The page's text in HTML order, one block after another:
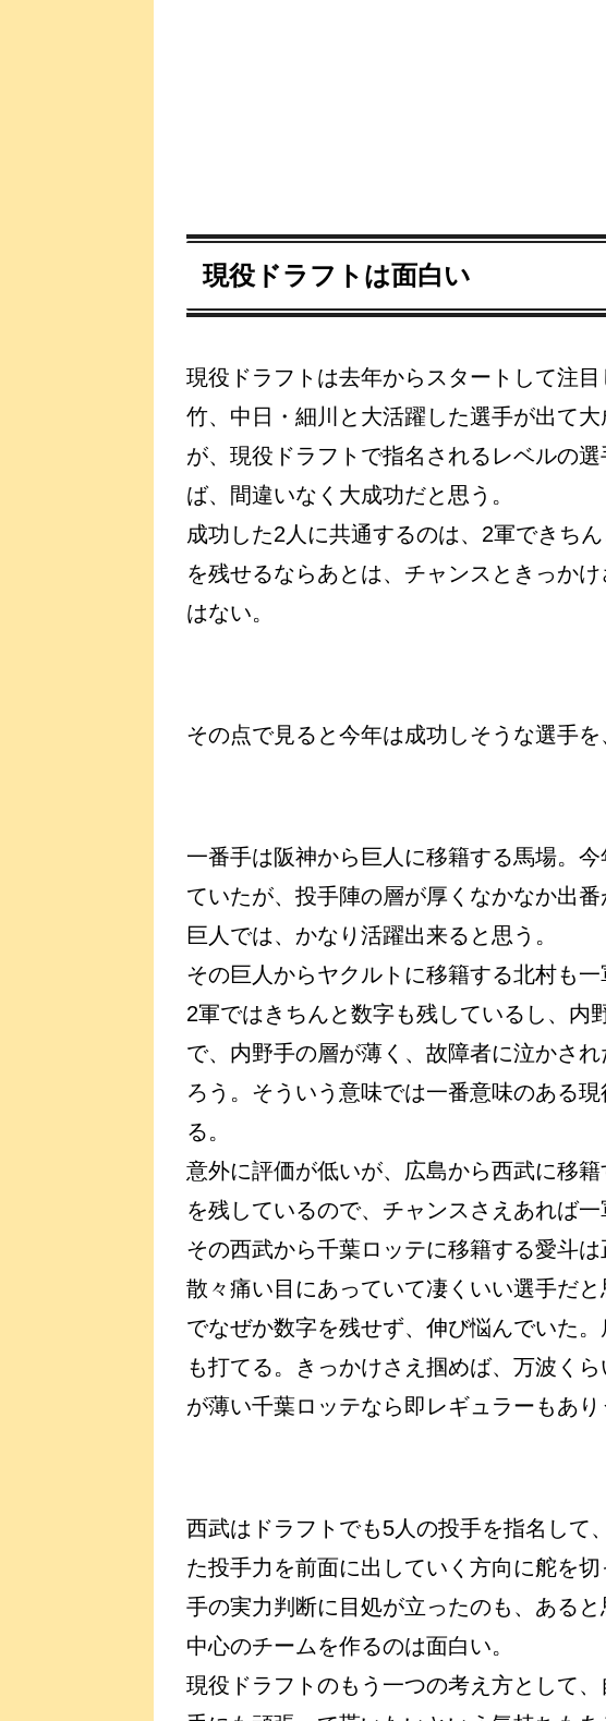
現役ドラフトは面白い
現役ドラフトは去年からスタートして注
竹、中日・細川と大活躍した選手が出て
が、現役ドラフトで指名されるレベルの
ば、間違いなく大成功だと思う。
成功した2人に共通するのは、2軍できち
を残せるならあとは、チャンスときっか
はない。
その点で見ると今年は成功しそうな選手を
一番手は阪神から巨人に移籍する馬場。
ていたが、投手陣の層が厚くなかなか出
巨人では、かなり活躍出来ると思う。
その巨人からヤクルトに移籍する北村も
2軍ではきちんと数字も残しているし、内
で、内野手の層が薄く、故障者に泣かさ
ろう。そういう意味では一番意味のある
る。
意外に評価が低いが、広島から西武に移
を残しているので、チャンスさえあれば
その西武から千葉ロッテに移籍する愛斗
散々痛い目にあっていて凄くいい選手だ
でなぜか数字を残せず、伸び悩んでいた
も打てる。きっかけさえ掴めば、万波く
が薄い千葉ロッテなら即レギュラーもあり
西武はドラフトでも5人の投手を指名して
た投手力を前面に出していく方向に舵を
手の実力判断に目処が立ったのも、ある
中心のチームを作るのは面白い。
現役ドラフトのもう一つの考え方として